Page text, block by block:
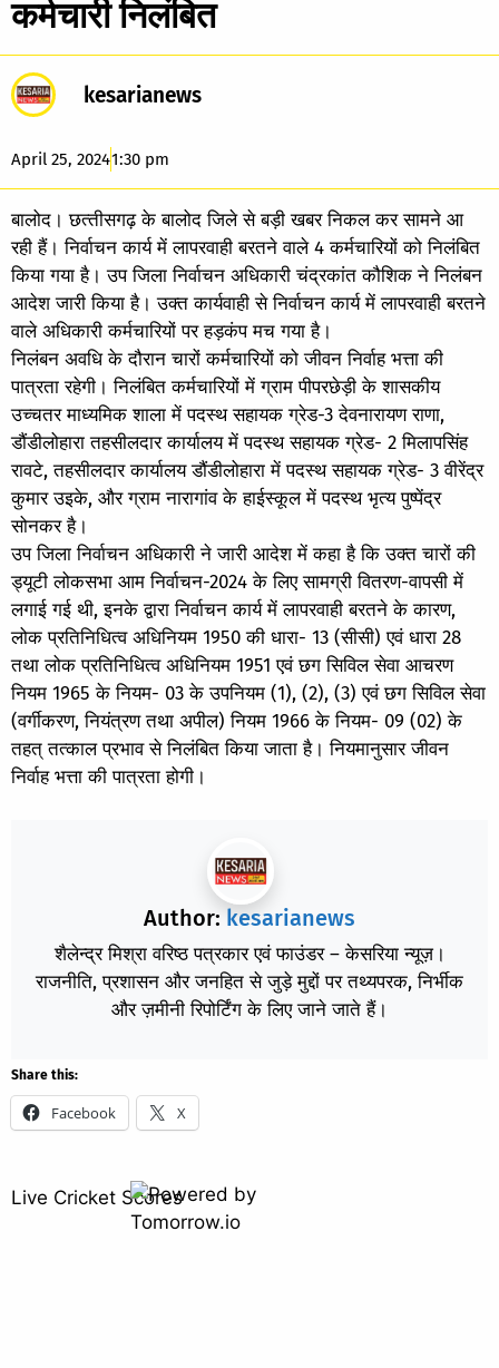
कर्मचारी निलंबित
kesarianews
April 25, 20241:30 pm
बालोद। छत्‍तीसगढ़ के बालोद जिले से बड़ी खबर निकल कर सामने आ
रही हैं। निर्वाचन कार्य में लापरवाही बरतने वाले 4 कर्मचारियों को निलंबित
किया गया है। उप जिला निर्वाचन अधिकारी चंद्रकांत कौशिक ने निलंबन
आदेश जारी किया है। उक्त कार्यवाही से निर्वाचन कार्य में लापरवाही बरतने
वाले अधिकारी कर्मचारियों पर हड़कंप मच गया है।
निलंबन अवधि के दौरान चारों कर्मचारियों को जीवन निर्वाह भत्ता की
पात्रता रहेगी। निलंबित कर्मचारियों में ग्राम पीपरछेड़ी के शासकीय
उच्चतर माध्यमिक शाला में पदस्थ सहायक ग्रेड-3 देवनारायण राणा,
डौंडीलोहारा तहसीलदार कार्यालय में पदस्थ सहायक ग्रेड- 2 मिलापसिंह
रावटे, तहसीलदार कार्यालय डौंडीलोहारा में पदस्थ सहायक ग्रेड- 3 वीरेंद्र
कुमार उइके, और ग्राम नारागांव के हाईस्कूल में पदस्थ भृत्य पुष्पेंद्र
सोनकर है।
उप जिला निर्वाचन अधिकारी ने जारी आदेश में कहा है कि उक्त चारों की
ड्यूटी लोकसभा आम निर्वाचन-2024 के लिए सामग्री वितरण-वापसी में
लगाई गई थी, इनके द्वारा निर्वाचन कार्य में लापरवाही बरतने के कारण,
लोक प्रतिनिधित्व अधिनियम 1950 की धारा- 13 (सीसी) एवं धारा 28
तथा लोक प्रतिनिधित्व अधिनियम 1951 एवं छग सिविल सेवा आचरण
नियम 1965 के नियम- 03 के उपनियम (1), (2), (3) एवं छग सिविल सेवा
(वर्गीकरण, नियंत्रण तथा अपील) नियम 1966 के नियम- 09 (02) के
तहत् तत्काल प्रभाव से निलंबित किया जाता है। नियमानुसार जीवन
निर्वाह भत्ता की पात्रता होगी।
Author: kesarianews
शैलेन्द्र मिश्रा वरिष्ठ पत्रकार एवं फाउंडर – केसरिया न्यूज़।
राजनीति, प्रशासन और जनहित से जुड़े मुद्दों पर तथ्यपरक, निर्भीक
और ज़मीनी रिपोर्टिंग के लिए जाने जाते हैं।
Share this:
Facebook X
Live Cricket Scores